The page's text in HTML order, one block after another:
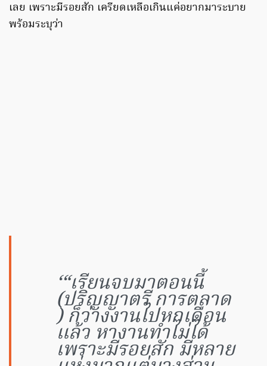
เลย เพราะมีรอยสัก เครียดเหลือเกินแค่อยากมาระบาย
พร้อมระบุว่า
‘“เรียนจบมาตอนนี้
(ปริญญาตรี การตลาด
) ก็ว่างงานไปหกเดือน
แล้ว หางานทำไม่ได้
เพราะมีรอยสัก มีหลาย